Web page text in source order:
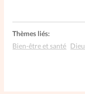
Aujourd’hui!
Thèmes liés:
Bien-être et santé Dieu